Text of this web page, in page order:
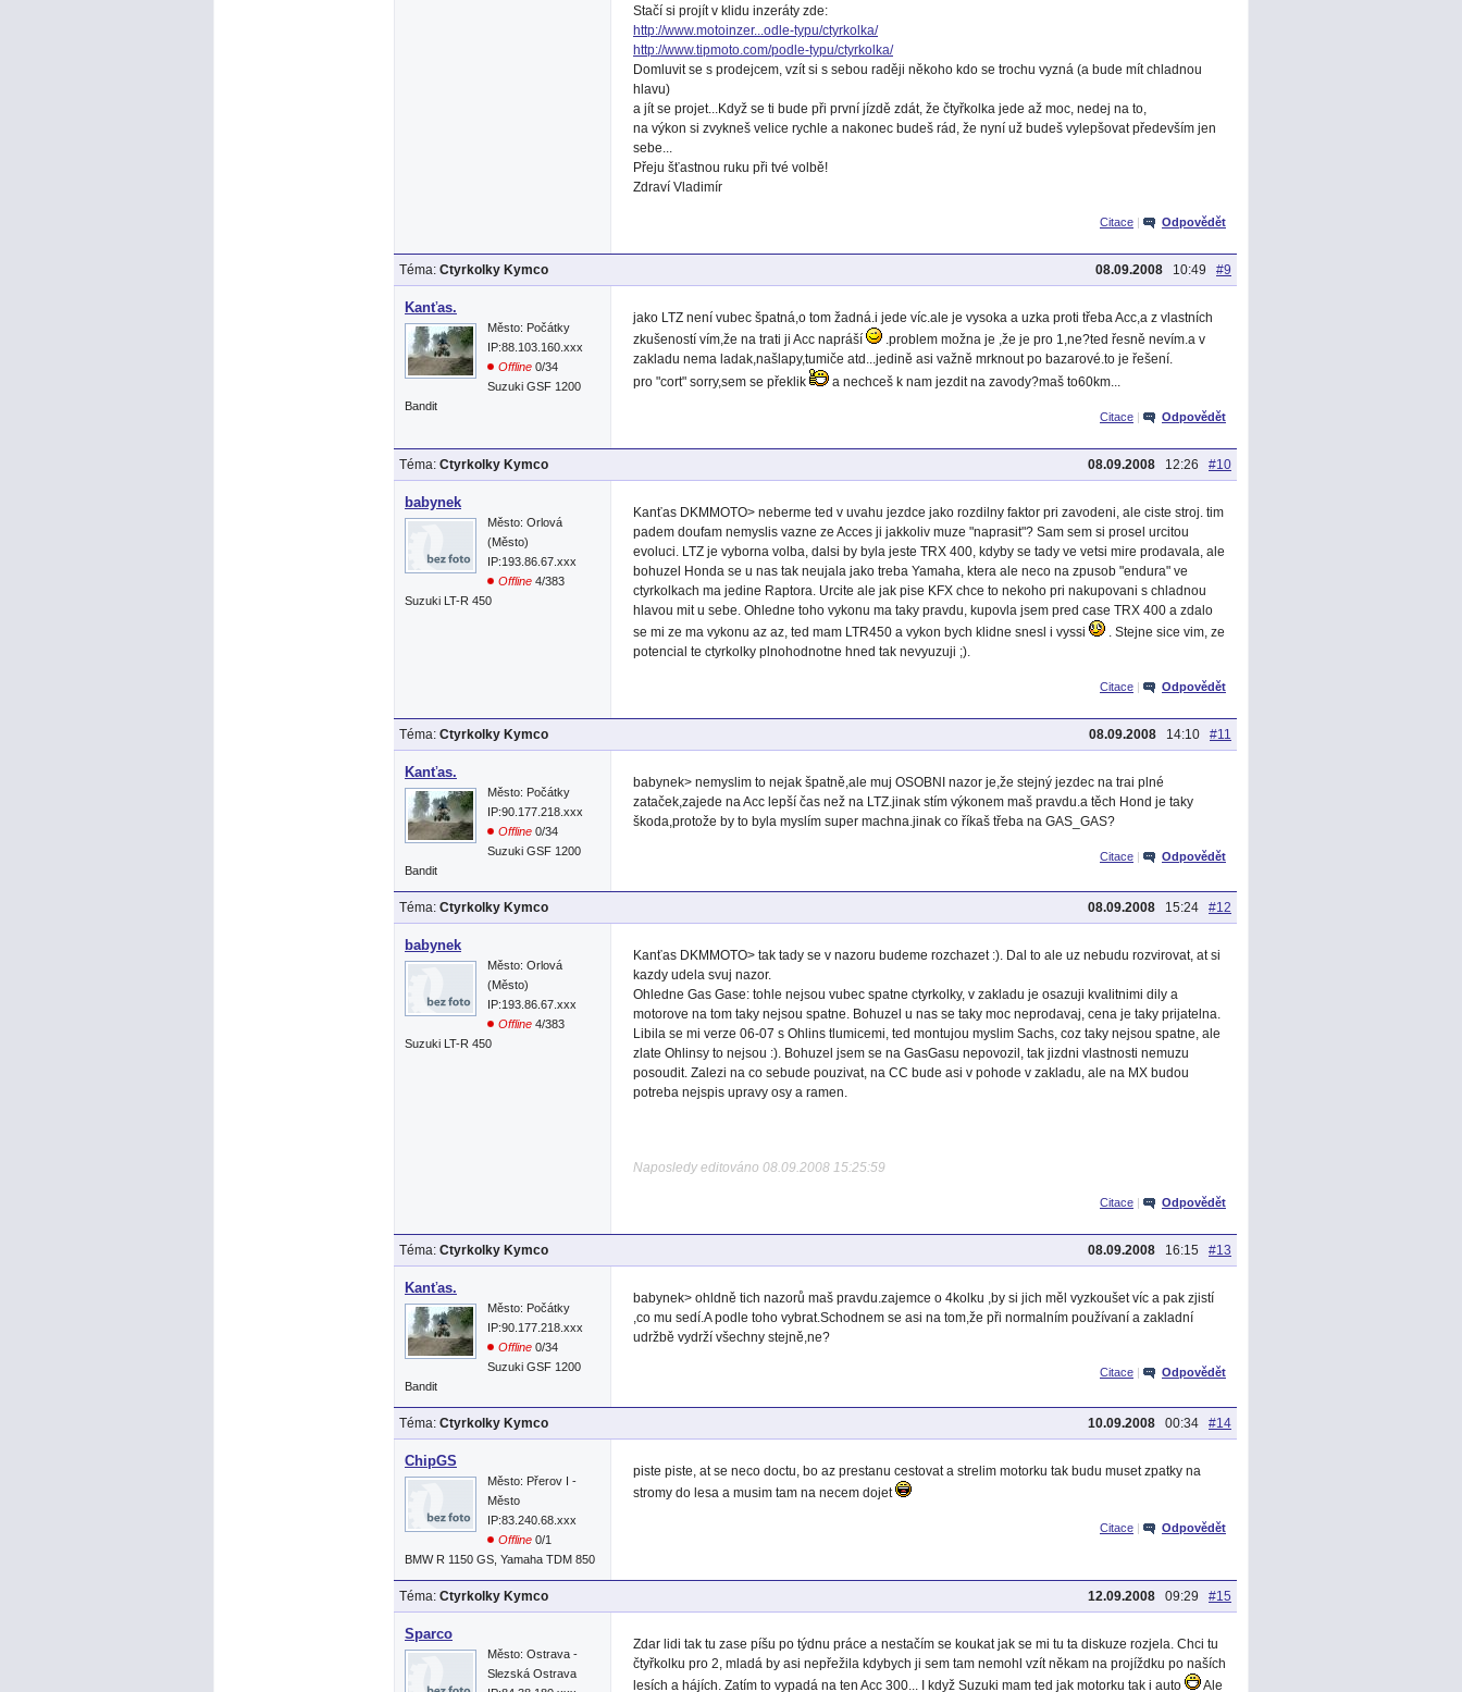
Stačí si projít v klidu inzeráty zde:
http://www.motoinzer...odle-typu/ctyrkolka/
http://www.tipmoto.com/podle-typu/ctyrkolka/
Domluvit se s prodejcem, vzít si s sebou raději někoho kdo se trochu vyzná (a bude mít chladnou
hlavu)
a jít se projet...Když se ti bude při první jízdě zdát, že čtyřkolka jede až moc, nedej na to,
na výkon si zvykneš velice rychle a nakonec budeš rád, že nyní už budeš vylepšovat především jen
sebe...
Přeju šťastnou ruku při tvé volbě!
Zdraví Vladimír
Citace | Odpovědět
08.09.2008 10:49 #9
Téma: Ctyrkolky Kymco
Kanťas.
Město: Počátky
IP:88.103.160.xxx
Offline 0/34
Suzuki GSF 1200
Bandit
jako LTZ není vubec špatná,o tom žadná.i jede víc.ale je vysoka a uzka proti třeba Acc,a z vlastních
zkušeností vím,že na trati ji Acc napráší
.problem možna je ,že je pro 1,ne?ted řesně nevím.a v
zakladu nema ladak,našlapy,tumiče atd...jedině asi važně mrknout po bazarové.to je řešení.
pro "cort" sorry,sem se překlik
a nechceš k nam jezdit na zavody?maš to60km...
Citace | Odpovědět
08.09.2008 12:26 #10
Téma: Ctyrkolky Kymco
babynek
Město: Orlová
(Město)
IP:193.86.67.xxx
Offline 4/383
Suzuki LT-R 450
Kanťas DKMMOTO> neberme ted v uvahu jezdce jako rozdilny faktor pri zavodeni, ale ciste stroj. tim
padem doufam nemyslis vazne ze Acces ji jakkoliv muze "naprasit"? Sam sem si prosel urcitou
evoluci. LTZ je vyborna volba, dalsi by byla jeste TRX 400, kdyby se tady ve vetsi mire prodavala, ale
bohuzel Honda se u nas tak neujala jako treba Yamaha, ktera ale neco na zpusob "endura" ve
ctyrkolkach ma jedine Raptora. Urcite ale jak pise KFX chce to nekoho pri nakupovani s chladnou
hlavou mit u sebe. Ohledne toho vykonu ma taky pravdu, kupovla jsem pred case TRX 400 a zdalo
se mi ze ma vykonu az az, ted mam LTR450 a vykon bych klidne snesl i vyssi
. Stejne sice vim, ze
potencial te ctyrkolky plnohodnotne hned tak nevyuzuji ;).
Citace | Odpovědět
08.09.2008 14:10 #11
Téma: Ctyrkolky Kymco
Kanťas.
Město: Počátky
IP:90.177.218.xxx
Offline 0/34
Suzuki GSF 1200
Bandit
babynek> nemyslim to nejak špatně,ale muj OSOBNI nazor je,že stejný jezdec na trai plné
zataček,zajede na Acc lepší čas než na LTZ.jinak stím výkonem maš pravdu.a těch Hond je taky
škoda,protože by to byla myslím super machna.jinak co říkaš třeba na GAS_GAS?
Citace | Odpovědět
08.09.2008 15:24 #12
Téma: Ctyrkolky Kymco
babynek
Město: Orlová
(Město)
IP:193.86.67.xxx
Offline 4/383
Suzuki LT-R 450
Kanťas DKMMOTO> tak tady se v nazoru budeme rozchazet :). Dal to ale uz nebudu rozvirovat, at si
kazdy udela svuj nazor.
Ohledne Gas Gase: tohle nejsou vubec spatne ctyrkolky, v zakladu je osazuji kvalitnimi dily a
motorove na tom taky nejsou spatne. Bohuzel u nas se taky moc neprodavaj, cena je taky prijatelna.
Libila se mi verze 06-07 s Ohlins tlumicemi, ted montujou myslim Sachs, coz taky nejsou spatne, ale
zlate Ohlinsy to nejsou :). Bohuzel jsem se na GasGasu nepovozil, tak jizdni vlastnosti nemuzu
posoudit. Zalezi na co sebude pouzivat, na CC bude asi v pohode v zakladu, ale na MX budou
potreba nejspis upravy osy a ramen.
Naposledy editováno 08.09.2008 15:25:59
Citace | Odpovědět
08.09.2008 16:15 #13
Téma: Ctyrkolky Kymco
Kanťas.
Město: Počátky
IP:90.177.218.xxx
Offline 0/34
Suzuki GSF 1200
Bandit
babynek> ohldně tich nazorů maš pravdu.zajemce o 4kolku ,by si jich měl vyzkoušet víc a pak zjistí
,co mu sedí.A podle toho vybrat.Schodnem se asi na tom,že při normalním používaní a zakladní
udržbě vydrží všechny stejně,ne?
Citace | Odpovědět
10.09.2008 00:34 #14
Téma: Ctyrkolky Kymco
ChipGS
Město: Přerov I -
Město
IP:83.240.68.xxx
Offline 0/1
BMW R 1150 GS, Yamaha TDM 850
piste piste, at se neco doctu, bo az prestanu cestovat a strelim motorku tak budu muset zpatky na
stromy do lesa a musim tam na necem dojet
Citace | Odpovědět
12.09.2008 09:29 #15
Téma: Ctyrkolky Kymco
Sparco
Město: Ostrava -
Slezská Ostrava
Zdar lidi tak tu zase píšu po týdnu práce a nestačím se koukat jak se mi tu ta diskuze rozjela. Chci tu
čtyřkolku pro 2, mladá by asi nepřežila kdybych ji sem tam nemohl vzít někam na projíždku po naších
lesích a hájích. Zatím to vypadá na ten Acc 300... I když Suzuki mam ted jak motorku tak i auto
Ale